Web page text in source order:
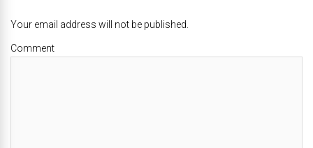
Your email address will not be published.
Comment